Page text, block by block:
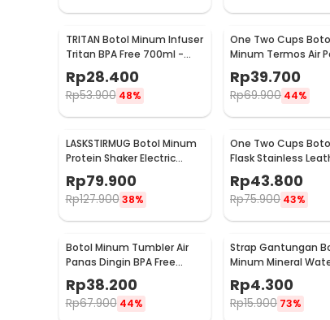
TRITAN Botol Minum Infuser
Tritan BPA Free 700ml -
HS668
Rp28.400
Rp53.900 48%
One Two Cups
Minum Termos Air
Dingin Stainless
260ml - AQW575
Rp39.700
Rp69.900 44%
LASKSTIRMUG Botol Minum
Protein Shaker Electric
Bottle BPA Free 480ml -
1505
Rp79.900
Rp127.900 38%
One Two Cups
Flask Stainless
with Shot Glass
Rp43.800
Rp75.900 43%
Botol Minum Tumbler Air
Panas Dingin BPA Free
Stainless Steel 350ml - HS-
6983
Rp38.200
Rp67.900 44%
Strap Gantungan
Minum Mineral
Bottle Belt Hanger -
Rp4.300
Rp15.900 73%